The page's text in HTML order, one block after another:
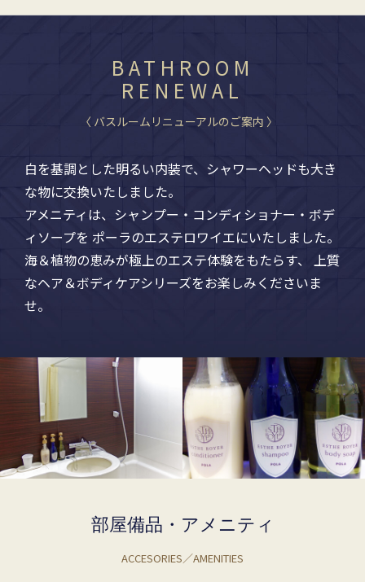
BATHROOM
RENEWAL
〈 バスルームリニューアルのご案内 〉
白を基調とした明るい内装で、シャワーヘッドも大き
な物に交換いたしました。
アメニティは、シャンプー・コンディショナー・ボデ
ィソープを ポーラのエステロワイエにいたしました。
海＆植物の恵みが極上のエステ体験をもたらす、 上質
なヘア＆ボディケアシリーズをお楽しみくださいま
せ。
部屋備品・アメニティ
ACCESORIES／AMENITIES